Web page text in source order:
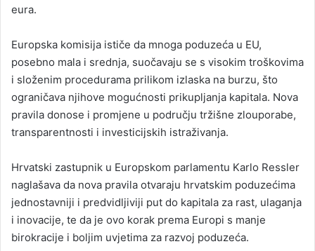
eura.
Europska komisija ističe da mnoga poduzeća u EU,
posebno mala i srednja, suočavaju se s visokim troškovima
i složenim procedurama prilikom izlaska na burzu, što
ograničava njihove mogućnosti prikupljanja kapitala. Nova
pravila donose i promjene u području tržišne zlouporabe,
transparentnosti i investicijskih istraživanja.
Hrvatski zastupnik u Europskom parlamentu Karlo Ressler
naglašava da nova pravila otvaraju hrvatskim poduzećima
jednostavniji i predvidljiviji put do kapitala za rast, ulaganja
i inovacije, te da je ovo korak prema Europi s manje
birokracije i boljim uvjetima za razvoj poduzeća.